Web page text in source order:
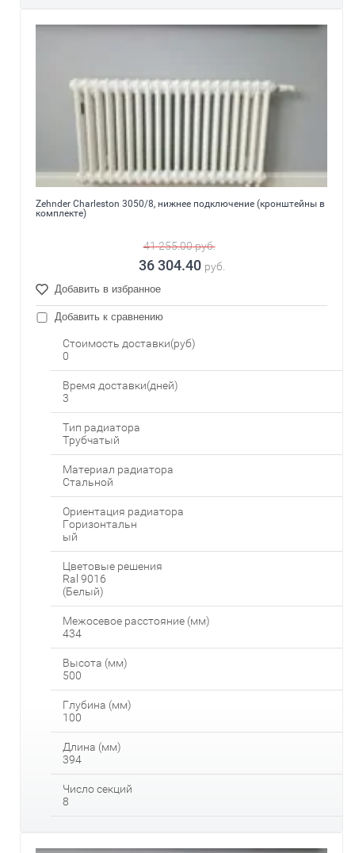
Zehnder Charleston 3050/8, нижнее подключение (кронштейны в
комплекте)
41 255.00руб.
36 304.40 руб.
Добавить в избранное
Добавить к сравнению
Стоимость доставки(руб)
0
Время доставки(дней)
3
Тип радиатора
Трубчатый
Материал радиатора
Стальной
Ориентация радиатора
Горизонтальн
ый
Цветовые решения
Ral 9016
(Белый)
Межосевое расстояние (мм)
434
Высота (мм)
500
Глубина (мм)
100
Длина (мм)
394
Число секций
8